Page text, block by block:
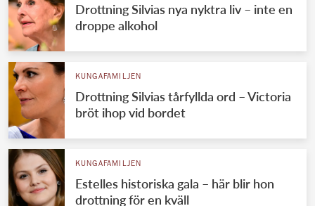
Spanska kungahuset
Jordanska kungahuset
Luxemburgska storhertighuset
Japanska kejsarhuset
Thailändska kungahuset
Marockanska kungahuset
Drottning Silvias nya nyktra liv – inte en
droppe alkohol
KUNGAFAMILJEN
Drottning Silvias tårfyllda ord – Victoria
bröt ihop vid bordet
KUNGAFAMILJEN
Estelles historiska gala – här blir hon
drottning för en kväll